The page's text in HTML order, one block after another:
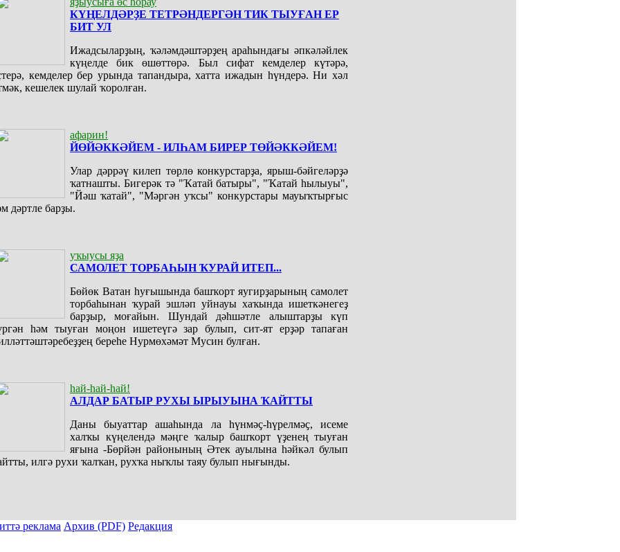
КҮҢЕЛДӘРҘЕ ТЕТРӘНДЕРГӘН ТИК ТЫУҒАН ЕР
БИТ УЛ
Ижадсыларҙың, ҡәләмдәштәрҙең араһындағы әпкәләйлек
күңелде бик өшөттөрә. Был сифат кемделер күтәрә,
кемделер бер урында тапандыра, хатта ижадын һүндерә. Ни хәл
кешелек шулай ҡоролған.
афарин!
ЙӨЙӘККӘЙЕМ - ИЛҺАМ БИРЕР ТӨЙӘККӘЙЕМ!
Улар дәррәү килеп төрлө конкурстарҙа, ярыш-бәйгеләрҙә
ҡатнашты. Бигерәк тә "Ҡатай батыры", "Ҡатай һылыуы",
"Йәш ҡатай", "Мәргән уҡсы" конкурстары мауыҡтырғыс
дәртле барҙы.
уҡыусы яҙа
САМОЛЕТ ТОРБАҺЫН ҠУРАЙ ИТЕП...
Бөйөк Ватан һуғышында башҡорт яугирҙарының самолет
торбаһынан ҡурай эшләп уйнауы хаҡында ишеткәнегеҙ
барҙыр, моғайын. Шундай дәһшәтле алыштарҙы күп
һәм тыуған моңон ишетеүгә зар булып, сит-ят ерҙәр тапаған
береһе Нурмөхәмәт Мусин булған.
һай-һай-һай!
АЛДАР БАТЫР РУХЫ ЫРЫУЫНА ҠАЙТТЫ
Даны быуаттар ашаһында ла һүнмәҫ-һүрелмәҫ, исеме
халҡы күңелендә мәңге ҡалыр башҡорт үҙенең тыуған
яғына -Бөрйән районының Әтек ауылына һәйкәл булып
илгә рухи ҡалҡан, рухҡа ныҡлы таяу булып нығынды.
реклама Архив (PDF) Редакция